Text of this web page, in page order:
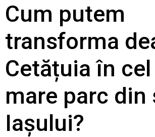
Cum putem
transforma
Cetățuia în
mare parc din
Iașului?